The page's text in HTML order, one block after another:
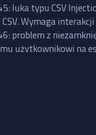
luka typu CSV
Wymaga
problem z
użytkownikowi na